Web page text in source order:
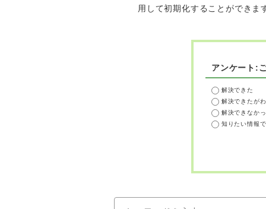
用して初期化することができま
アンケート:
解決できた
解決できたが
解決できなかっ
知りたい情報